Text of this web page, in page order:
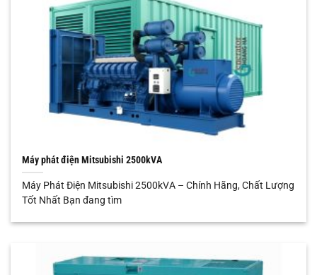
Máy phát điện Mitsubishi 2500kVA
Máy Phát Điện Mitsubishi 2500kVA – Chính Hãng, Chất Lượng
Tốt Nhất Bạn đang tìm